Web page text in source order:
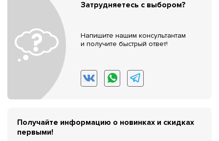
Затрудняетесь с выбором?
Напишите нашим консультантам
и получите быстрый ответ!
Получайте информацию о новинках и скидках
первыми!